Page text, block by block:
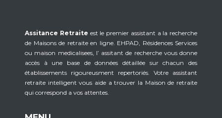
Assitance Retraite est le premier assistant a la recherche
de Maisons de retraite en ligne. EHPAD, Résidences Services
ou maison medicalisees, l’ assitant de recherche vous donne
accès à une base de données détaillée sur chacun des
établissements rigoureusment repertoriés. Votre assistant
retraite intelligent vous aide a trouver la Maison de retraite
qui correspond a vos attentes.